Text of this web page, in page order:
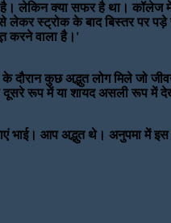
क्या सफर है था। कॉलेज में
से लेकर स्ट्रोक के बाद बिस्तर
करने वाला है।'
दौरान कुछ अद्भुत लोग मिले जो
रूप में या शायद असली रूप में
भाई। आप अद्भुत थे।